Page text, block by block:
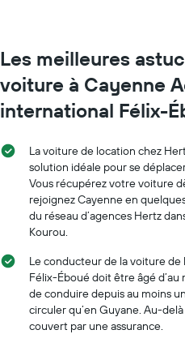
le
graphique,
axe
indiquent
les
mois
de
l'année
Sur
axe
indiquent
le
Les meilleures
voiture à Cayenne
international Félix-
La voiture de location chez
solution idéale pour se
Vous récupérez votre voiture
rejoignez Cayenne en
du réseau d’agences Hertz
Kourou.
Le conducteur de la voiture de
Félix-Éboué doit être âgé
de conduire depuis au moins
circuler qu’en Guyane. Au-
couvert par une assurance.